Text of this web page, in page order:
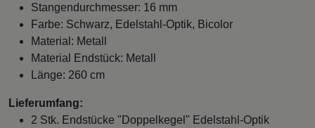
Stangendurchmesser: 16 mm
Farbe: Schwarz, Edelstahl-Optik, Bicolor
Material: Metall
Material Endstück: Metall
Länge: 260 cm
Lieferumfang:
2 Stk. Endstücke "Doppelkegel" Edelstahl-Optik